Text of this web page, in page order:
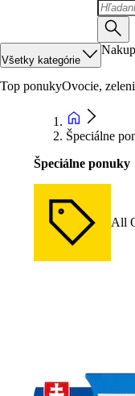
Všetky kategórie
Top ponukyOvocie,
Špeciálne
Špeciálne ponuky
All